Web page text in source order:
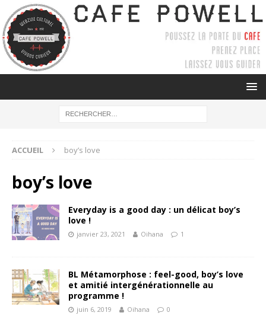
ACCUEIL boy’s love
boy’s love
Everyday is a good day : un délicat boy’s
love !
janvier 23, 2021 Oihana 1
BL Métamorphose : feel-good, boy’s love
et amitié intergénérationnelle au
programme !
juin 6, 2019 Oihana 0